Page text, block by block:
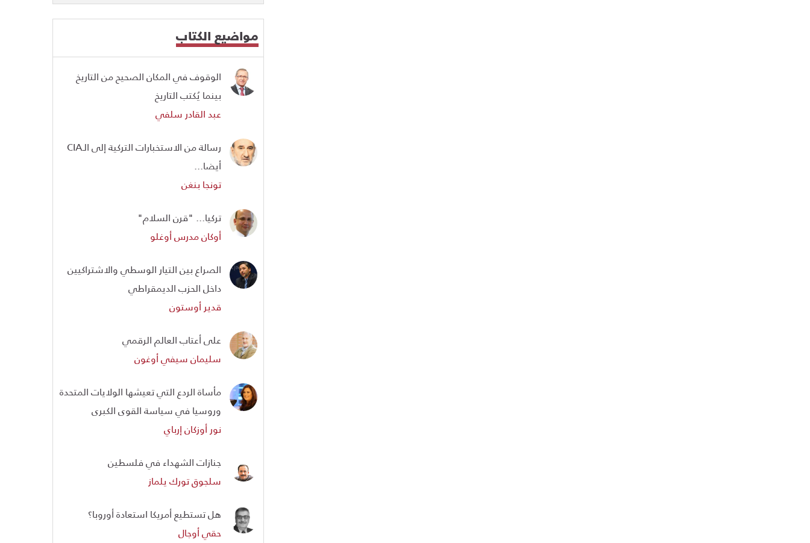
مواضيع الكتاب
الوقوف في المكان الصحيح من التاريخ
بينما يُكتب التاريخ
عبد القادر سلفي
رسالة من الاستخبارات التركية إلى الـCIA
أيضا...
تونجا بنغن
تركيا... "قرن السلام"
أوكان مدرس أوغلو
الصراع بين التيار الوسطي والاشتراكيين
داخل الحزب الديمقراطي
قدير أوستون
على أعتاب العالم الرقمي
سليمان سيفي أوغون
مأساة الردع التي تعيشها الولايات المتحدة
وروسيا في سياسة القوى الكبرى
نور أوزكان إرباي
جنازات الشهداء في فلسطين
سلجوق تورك يلماز
هل تستطيع أمريكا استعادة أوروبا؟
حقي أوجال